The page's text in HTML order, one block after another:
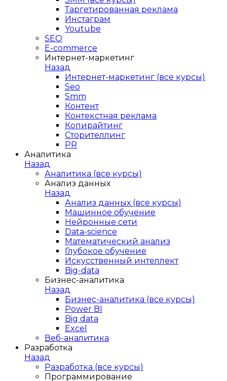
Таргетированная реклама
Инстаграм
Youtube
SEO
E-сommerce
Интернет-маркетинг
Назад
Интернет-маркетинг (все курсы)
Seo
Smm
Контент
Контекстная реклама
Копирайтинг
Сторителлинг
PR
Аналитика
Назад
Аналитика (все курсы)
Анализ данных
Назад
Анализ данных (все курсы)
Машинное обучение
Нейронные сети
Data-science
Математический анализ
Глубокое обучение
Искусственный интеллект
Big-data
Бизнес-аналитика
Назад
Бизнес-аналитика (все курсы)
Power BI
Big data
Excel
Веб-аналитика
Разработка
Назад
Разработка (все курсы)
Программирование